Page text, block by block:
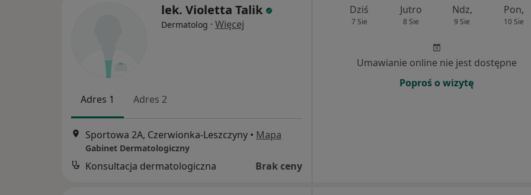
lek. Violetta Talik
Dermatolog · Więcej
Adres 1 Adres 2
Sportowa 2A, Czerwionka-Leszczyny • Mapa
Gabinet Dermatologiczny
Konsultacja dermatologiczna Brak ceny
Dziś
7 Sie
Jutro
8 Sie
Ndz,
9 Sie
Pon,
10 Sie
Umawianie online nie jest dostępne
Poproś o wizytę